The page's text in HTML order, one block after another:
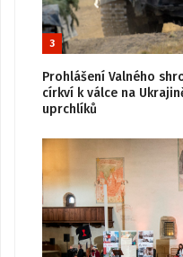
3
Prohlášení Valného
církví k válce na
uprchlíků